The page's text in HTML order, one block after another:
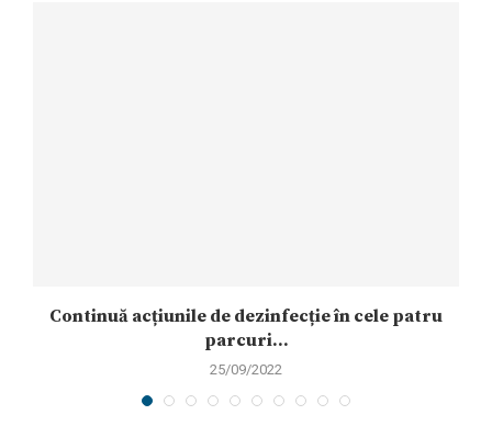
Continuă acțiunile de dezinfecție în cele patru
parcuri...
25/09/2022